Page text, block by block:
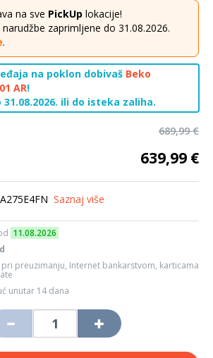
na sve PickUp lokacije!
zaprimljene do 31.08.2026.
.
na poklon dobivaš Beko
AR!
ili do isteka zaliha.
689,99 €
639,99 €
Saznaj više
11.08.2026
preuzimanju, Internet bankarstvom, karticama
unutar 14 dana